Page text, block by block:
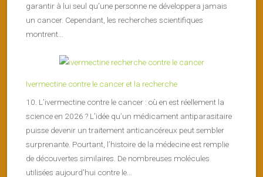
garantir à lui seul qu’une personne ne développera jamais
un cancer. Cependant, les recherches scientifiques
montrent...
Ivermectine contre le cancer et la recherche
10. L’ivermectine contre le cancer : où en est réellement la
science en 2026 ? L’idée qu’un médicament antiparasitaire
puisse devenir un traitement anticancéreux peut sembler
surprenante. Pourtant, l’histoire de la médecine est remplie
de découvertes similaires. De nombreuses molécules
utilisées aujourd’hui contre le...